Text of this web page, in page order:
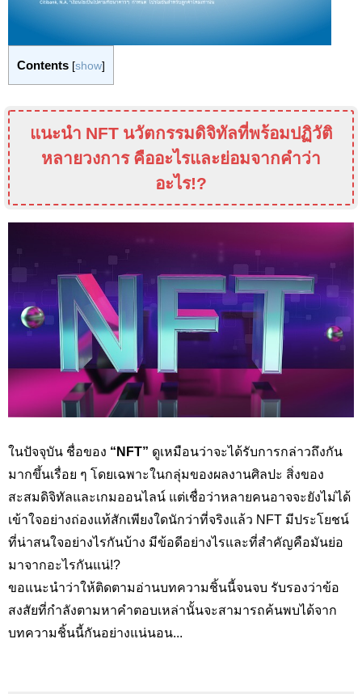
Contents [show]
แนะนำ NFTนวัตกรรมดิจิทัลที่พร้อมปฏิวัติ
หลายวงการ คืออะไรและย่อมจากคำว่า
อะไร!?
ในปัจจุบัน ชื่อของ “ NFT” ดูเหมือนว่าจะได้รับการกล่าวถึงกัน
มากขึ้นเรื่อย ๆ โดยเฉพาะในกลุ่มของผลงานศิลปะ สิ่งของ
สะสมดิจิทัลและเกมออนไลน์ แต่เชื่อว่าหลายคนอาจจะยังไม่ได้
เข้าใจอย่างถ่องแท้สักเพียงใดนักว่าที่จริงแล้ว NFT มีประโยชน์
ที่น่าสนใจอย่างไรกันบ้าง มีข้อดีอย่างไรและที่สำคัญคือมันย่อ
มาจากอะไรกันแน่!?
ขอแนะนำว่าให้ติดตามอ่านบทความชิ้นนี้จนจบ รับรองว่าข้อ
สงสัยที่กำลังตามหาคำตอบเหล่านั้นจะสามารถค้นพบได้จาก
บทความชิ้นนี้กันอย่างแน่นอน...